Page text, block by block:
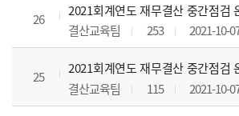
26
2021회계연도 재무결산 중간점검
결산교육팀
253 2021-10-
25
2021회계연도 재무결산 중간점검
결산교육팀
115 2021-10-